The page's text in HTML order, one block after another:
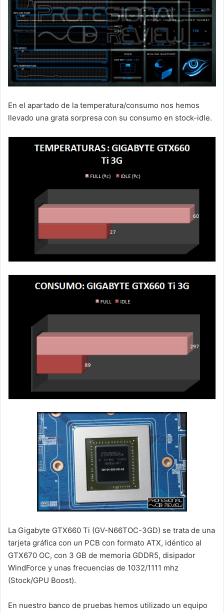
En el apartado de la temperatura/consumo nos hemos
llevado una grata sorpresa con su consumo en stock-idle.
La Gigabyte GTX660 Ti (GV-N66TOC-3GD) se trata de una
tarjeta gráfica con un PCB con formato ATX, idéntico al
GTX670 OC, con 3 GB de memoria GDDR5, disipador
WindForce y unas frecuencias de 1032/1111 mhz
(Stock/GPU Boost).
En nuestro banco de pruebas hemos utilizado un equipo